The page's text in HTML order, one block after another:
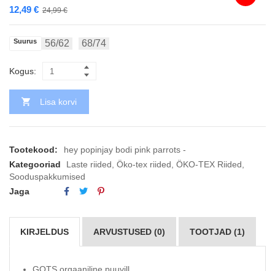
24,99€
12,49 €
Suurus 56/62 68/74
Kogus:
Lisa korvi
Tootekood:
hey popinjay bodi pink parrots -
Kategooriad
Laste riided Öko-tex riided ÖKO-TEX Riided
Sooduspakkumised
Jaga
KIRJELDUS ARVUSTUSED (0) TOOTJAD (1)